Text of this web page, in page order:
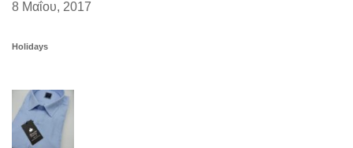
8 Μαΐου, 2017
Holidays